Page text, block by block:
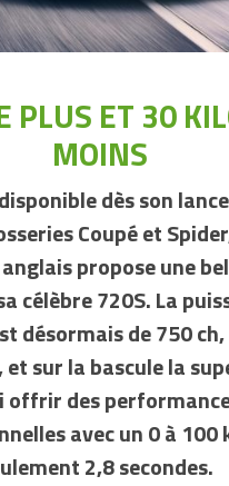
PLUS ET 30
MOINS
dès son
Coupé et
propose une
célèbre 720S. La
désormais de 750
et sur la bascule la
offrir des
avec un 0 à 100
2,8 secondes.